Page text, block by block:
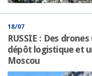
18/07
RUSSIE : Des
dépôt logistique et
Moscou